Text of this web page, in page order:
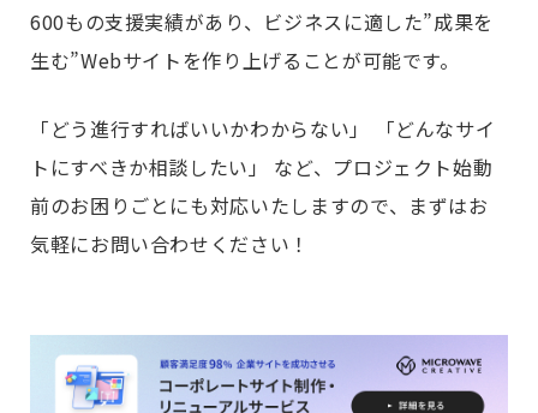
600もの支援実績があり、ビジネスに適した”成果を
生む”Webサイトを作り上げることが可能です。
「どう進行すればいいかわからない」 「どんなサイ
トにすべきか相談したい」 など、プロジェクト始動
前のお困りごとにも対応いたしますので、まずはお
気軽にお問い合わせください！